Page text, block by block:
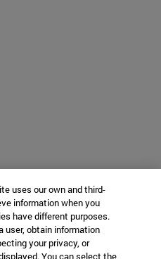
uses our own and third-
information when you
have different purposes.
user, obtain information
your privacy, or
You can select the